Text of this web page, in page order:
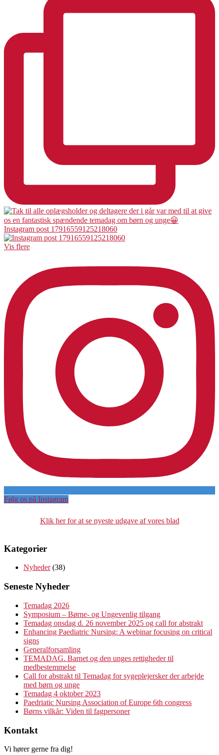
Instagram post 17916559125218060
Vis flere
Følg os på Instagram
Klik her for at se nyeste udgave af vores blad
Kategorier
Nyheder(38)
Seneste Nyheder
Temadag 2026
Symposium – Børne- og Ungevenlig tilgang
Temadag onsdag d. 26 november 2025 og call for abstrakt
Enhancing Paediatric Nursing: A webinar focusing on critical
signs
Generalforsamling
TEMADAG. Barnet og den unges rettigheder til
medbestemmelse
Call for abstrakt til Temadag for sygeplejersker der arbejde
med børn og unge
Temadag 4 oktober 2023
Paedriatic Nursing Association of Europe 6th congress
Børns vilkår: Viden til fagpersoner
Kontakt
Vi hører gerne fra dig!